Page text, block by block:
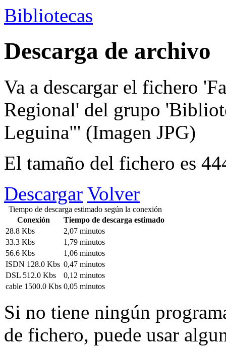
Bibliotecas
Descarga de archivo
Va a descargar el fichero
Regional' del grupo
Leguina"' (Imagen JPG)
El tamaño del fichero es
Descargar Volver
Tiempo de descarga estimado según la conexión
Conexión
Tiempo de descarga estimado
28.8 Kbs
2,07 minutos
33.3 Kbs
1,79 minutos
56.6 Kbs
1,06 minutos
ISDN 128.0 Kbs 0,47 minutos
DSL 512.0 Kbs
0,12 minutos
cable 1500.0 Kbs 0,05 minutos
Si no tiene ningún
de fichero, puede usar